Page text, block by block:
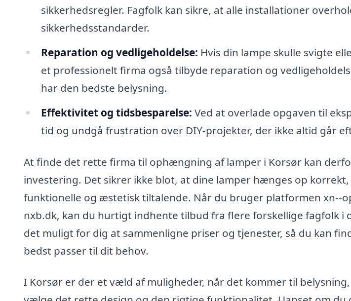
sikkerhedsregler. Fagfolk kan sikre, at alle installationer
sikkerhedsstandarder.
Reparation og vedligeholdelse: Hvis din lampe skulle svigte
et professionelt firma også tilbyde reparation og
har den bedste belysning.
Effektivitet og tidsbesparelse: Ved at overlade opgaven til
tid og undgå frustration over DIY-projekter, der ikke altid går
At finde det rette firma til ophængning af lamper i Korsør kan
investering. Det sikrer ikke blot, at dine lamper hænges op
funktionelle og æstetisk tiltalende. Når du bruger platformen xn--
nxb.dk, kan du hurtigt indhente tilbud fra flere forskellige fagfolk i
det muligt for dig at sammenligne priser og tjenester, så du kan
bedst passer til dit behov.
I Korsør er der et væld af muligheder, når det kommer til